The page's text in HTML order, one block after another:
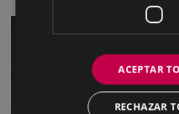
ACEPTAR
RECHAZAR